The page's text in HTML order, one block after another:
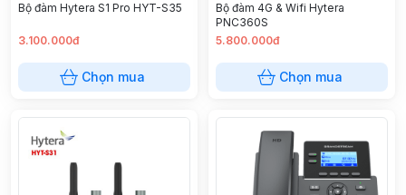
Bộ đàm Hytera S1 Pro HYT-S35
3.100.000đ
Chọn mua
Bộ đàm 4G & Wifi Hytera
PNC360S
5.800.000đ
Chọn mua